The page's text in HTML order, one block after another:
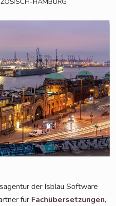
der Isblau Soft­ware
für Fach­über­set­zun­gen,